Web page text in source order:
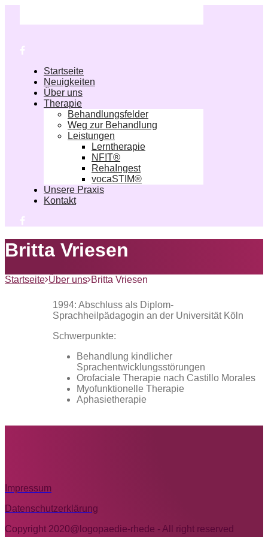
Startseite
Neuigkeiten
Über uns
Therapie
Behandlungsfelder
Weg zur Behandlung
Leistungen
Lerntherapie
NF!T®
RehaIngest
vocaSTIM®
Unsere Praxis
Kontakt
Britta Vriesen
Startseite Über uns Britta Vriesen
1994: Abschluss als Diplom-
Sprachheilpädagogin an der Universität Köln
Schwerpunkte:
Behandlung kindlicher
Sprachentwicklungsstörungen
Orofaciale Therapie nach Castillo Morales
Myofunktionelle Therapie
Aphasietherapie
Impressum
Datenschutzerklärung
Copyright 2020@logopaedie-rhede - All right reserved